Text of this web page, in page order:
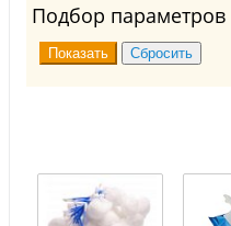
Подбор параметров